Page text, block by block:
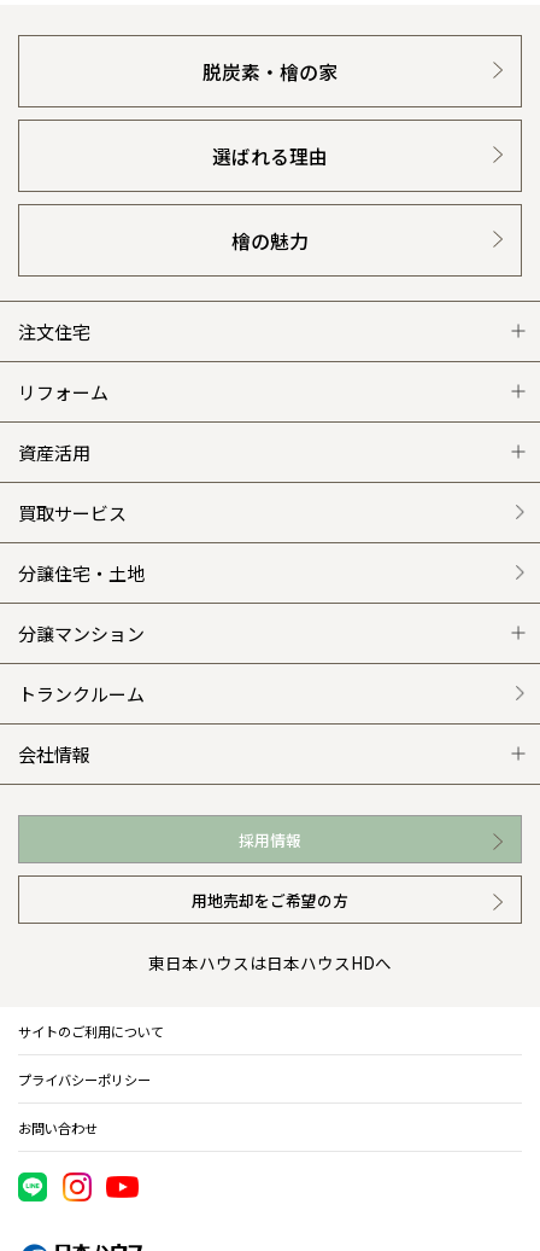
脱炭素・檜の家
選ばれる理由
檜の魅力
注文住宅
注文住宅 トップ
グレートステージ
クレステージ
施工事例
平屋の家
外観・インテリア集
WEB住宅展示場
お近くの展示場
イベント情報
住まいのコラム
住まいのお手入れ集
リフォーム
リフォーム トップ
リフォームメニュー
選ばれる理由
リフォームの流れ
介護保険利用で快適リフォーム
カタログ請求（無料）
資産活用
資産活用 トップ
賃貸併用住宅のメリット
安心のサポートシステム
商品紹介
展示場案内
買取サービス
分譲住宅・土地
分譲マンション
分譲マンション トップ
ワザックとは
高い信頼性
安心の管理体制
トランクルーム
会社情報
会社情報 トップ
ニュースリリース
会社概要
事業部紹介
IR情報
採用情報
用地売却をご希望の方
東日本ハウスは日本ハウスHDへ
サイトのご利用について
プライバシーポリシー
お問い合わせ